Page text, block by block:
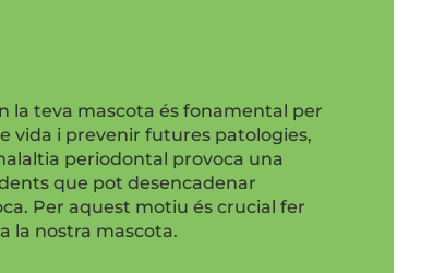
la teva mascota és fonamental per
vida i prevenir futures patologies,
periodontal provoca una
que pot desencadenar
Per aquest motiu és crucial fer
la nostra mascota.